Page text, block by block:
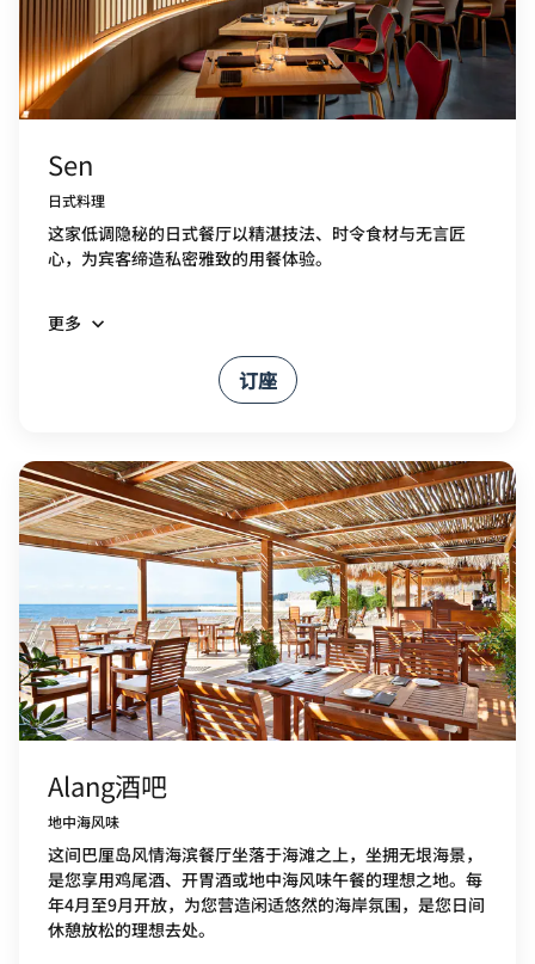
Sen
日式料理
这家低调隐秘的日式餐厅以精湛技法、时令食材与无言匠
心，为宾客缔造私密雅致的用餐体验。
更多
订座
Alang酒吧
地中海风味
这间巴厘岛风情海滨餐厅坐落于海滩之上，坐拥无垠海景，
是您享用鸡尾酒、开胃酒或地中海风味午餐的理想之地。每
年4月至9月开放，为您营造闲适悠然的海岸氛围，是您日间
休憩放松的理想去处。